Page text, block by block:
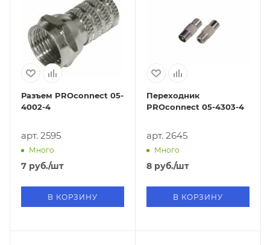
Разъем PROconnect 05-
4002-4
арт. 2595
Много
7 руб./шт
В КОРЗИНУ
Переходник
PROconnect 05-4303-4
арт. 2645
Много
8 руб./шт
В КОРЗИНУ